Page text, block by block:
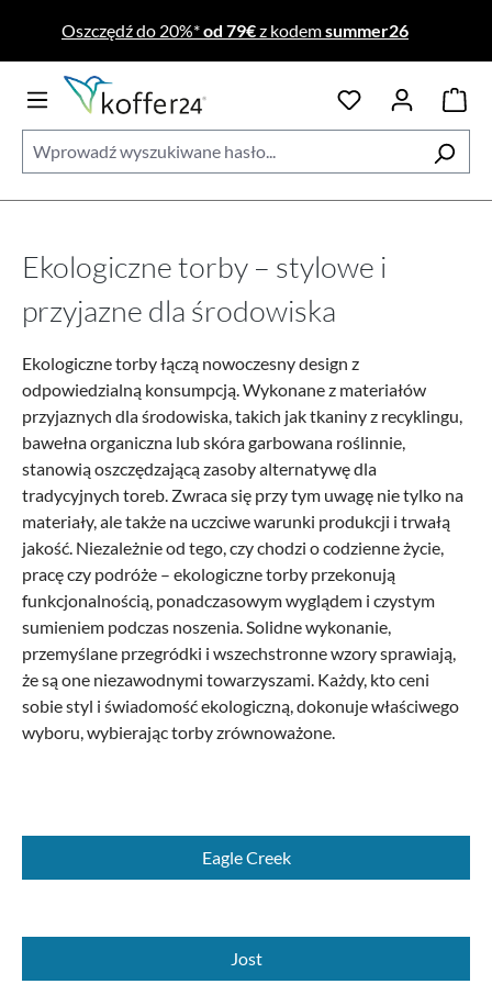
Przejdź do głównej zawartości
Oszczędź do 20%*od 79€z kodemsummer26
Ekologiczne torby – stylowe i
przyjazne dla środowiska
Ekologiczne torby łączą nowoczesny design z
odpowiedzialną konsumpcją. Wykonane z materiałów
przyjaznych dla środowiska, takich jak tkaniny z recyklingu,
bawełna organiczna lub skóra garbowana roślinnie,
stanowią oszczędzającą zasoby alternatywę dla
tradycyjnych toreb. Zwraca się przy tym uwagę nie tylko na
materiały, ale także na uczciwe warunki produkcji i trwałą
jakość. Niezależnie od tego, czy chodzi o codzienne życie,
pracę czy podróże – ekologiczne torby przekonują
funkcjonalnością, ponadczasowym wyglądem i czystym
sumieniem podczas noszenia. Solidne wykonanie,
przemyślane przegródki i wszechstronne wzory sprawiają,
że są one niezawodnymi towarzyszami. Każdy, kto ceni
sobie styl i świadomość ekologiczną, dokonuje właściwego
wyboru, wybierając torby zrównoważone.
Eagle Creek
Jost